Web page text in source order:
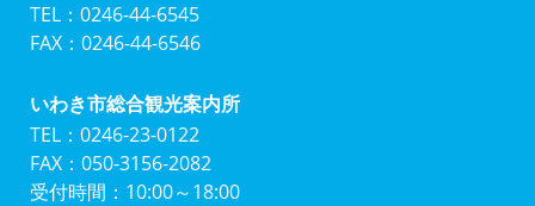
TEL：0246-44-6545
FAX：0246-44-6546
いわき市総合観光案内所
TEL：0246-23-0122
FAX：050-3156-2082
受付時間：10:00～18:00